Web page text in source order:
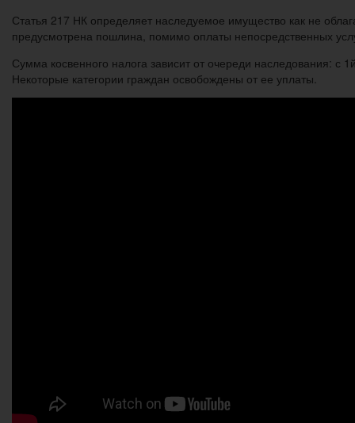
Статья 217 НК определяет наследуемое имущество как не
предусмотрена пошлина, помимо оплаты непосредственных
Сумма косвенного налога зависит от очереди наследования:
Некоторые категории граждан освобождены от ее уплаты.